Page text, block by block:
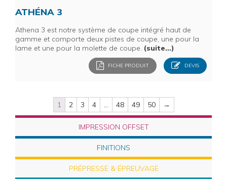
ATHÉNA 3
Athena 3 est notre système de coupe intégré haut de
gamme et comporte deux pistes de coupe, une pour la
lame et une pour la molette de coupe. (suite…)
FICHE PRODUIT DEVIS
1 2 3 4 … 48 49 50 →
IMPRESSION OFFSET
FINITIONS
PRÉPRESSE & ÉPREUVAGE